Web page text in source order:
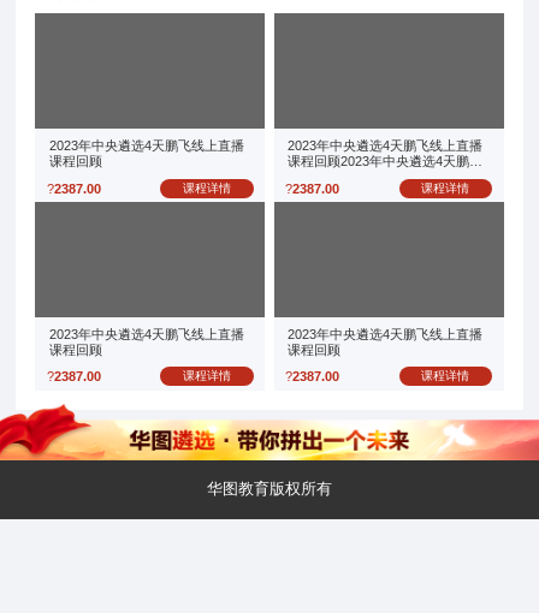
2023年中央遴选4天鹏飞线上直播
课程回顾
?2387.00 课程详情
2023年中央遴选4天鹏飞线上直播
课程回顾2023年中央遴选4天鹏飞
?2387.00 课程详情
2023年中央遴选4天鹏飞线上直播
课程回顾
?2387.00 课程详情
2023年中央遴选4天鹏飞线上直播
课程回顾
?2387.00 课程详情
华图教育版权所有